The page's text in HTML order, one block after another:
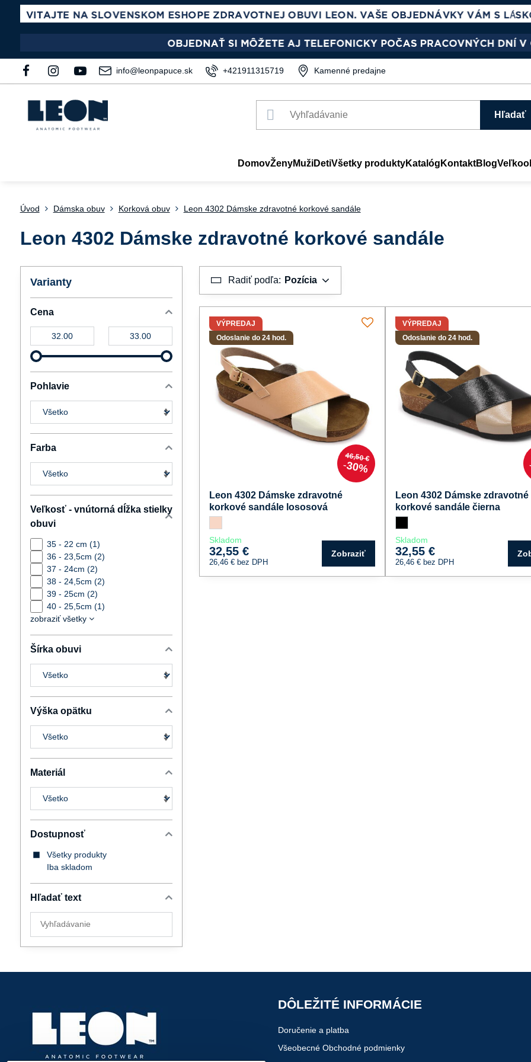
info@leonpapuce.sk +421911315719 Kamenné predajne
Hľadať
DomovŽenyMužiDetiVšetky produktyKatalóg KontaktBlog
Úvod Dámska obuv Korková obuv Leon 4302 Dámske zdravotné korkové sandále
Leon 4302 Dámske zdravotné korkové sandále
Radiť podľa: Pozícia
46,50 €
30%
VÝPREDAJ
Odoslanie do 24 hod.
Leon 4302 Dámske zdravotné
korkové sandále lososová
Skladom
32,55 €
26,46 € bez DPH
Zobraziť
VÝPREDAJ
Odoslanie do 24 hod.
Leon 4302 Dámske zdravotné
korkové sandále čierna
Skladom
32,55 €
26,46 € bez DPH
Varianty
Cena
Pohlavie
Farba
Veľkosť - vnútorná dĺžka stielky
obuvi
35 - 22 cm (1)
36 - 23,5cm (2)
37 - 24cm (2)
38 - 24,5cm (2)
39 - 25cm (2)
40 - 25,5cm (1)
zobraziť všetky
Šírka obuvi
Výška opätku
Materiál
Dostupnosť
Všetky produkty
Iba skladom
Hľadať text
filtra
DÔLEŽITÉ INFORMÁCIE
Doručenie a platba
Všeobecné Obchodné podmienky